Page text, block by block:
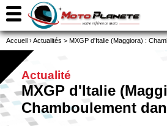
Accueil ›Actualités > MXGP d'Italie (Maggiora) :
Actualité
MXGP d'Italie
Chamboulement